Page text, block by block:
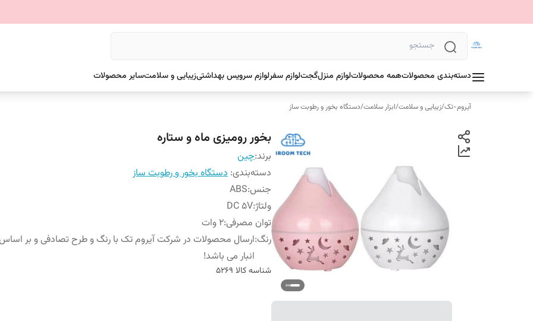
دسته‌بندی محصولاتهمه محصولاتلوازم منزلگجتلوازم سفرلوازم سرویس بهداشتیزیبایی و سلامتسایر محصولات
آیروم-تک/زیبایی و سلامت/ابزار سلامت/دستگاه بخور و رطوبت ساز
بخور رومیزی ماه و ستاره
برند:چین
دسته‌بندی: دستگاه بخور و رطوبت ساز
جنس:
ABS
ولتاژ:
DC 5V
توان مصرفی:2 وات
رنگ:ارسال محصولات در شرکت آیروم تک با رنگ و طرح تصادفی و بر
انبار می باشد!
شناسه کالا 5269